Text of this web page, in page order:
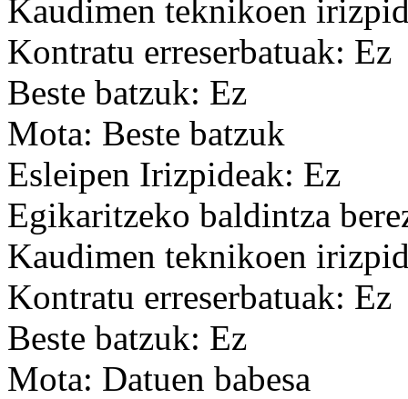
Kaudimen teknikoen
Kontratu erreserbatuak: Ez
Beste batzuk: Ez
Mota: Beste batzuk
Esleipen Irizpideak: Ez
Egikaritzeko baldintza
Kaudimen teknikoen
Kontratu erreserbatuak: Ez
Beste batzuk: Ez
Mota: Datuen babesa